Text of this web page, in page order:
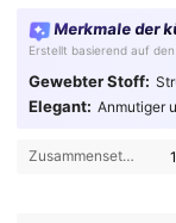
Merkmale der
Erstellt basierend auf
Gewebter Stoff:
Elegant: Anmutiger
Zusammensetzung: